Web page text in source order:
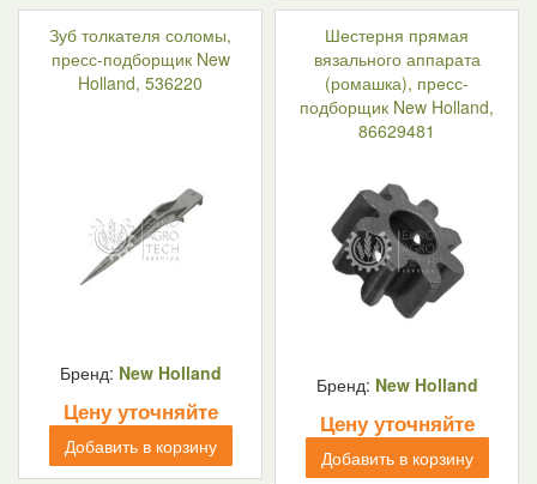
Зуб толкателя соломы,
пресс-подборщик New
Holland, 536220
Бренд: New Holland
Цену уточняйте
Добавить в корзину
Шестерня прямая
вязального аппарата
(ромашка), пресс-
подборщик New Holland,
86629481
Бренд: New Holland
Цену уточняйте
Добавить в корзину